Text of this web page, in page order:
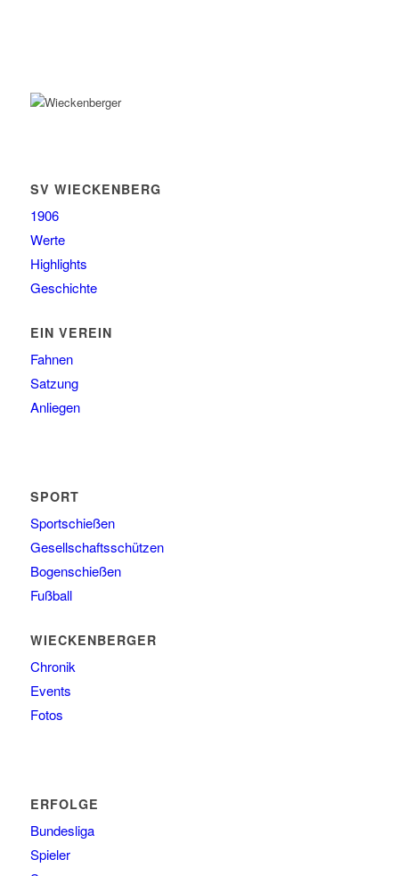
SV WIECKENBERG
1906
Werte
Highlights
Geschichte
EIN VEREIN
Fahnen
Satzung
Anliegen
SPORT
Sportschießen
Gesellschaftsschützen
Bogenschießen
Fußball
WIECKENBERGER
Chronik
Events
Fotos
ERFOLGE
Bundesliga
Spieler